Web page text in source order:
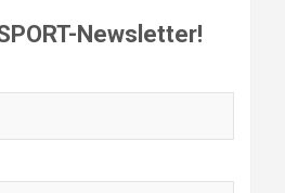
Newsletter!